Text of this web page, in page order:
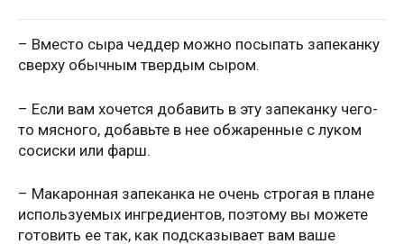
– Вместо сыра чеддер можно посыпать запеканку
сверху обычным твердым сыром.
– Если вам хочется добавить в эту запеканку чего-
то мясного, добавьте в нее обжаренные с луком
сосиски или фарш.
– Макаронная запеканка не очень строгая в плане
используемых ингредиентов, поэтому вы можете
готовить ее так, как подсказывает вам ваше